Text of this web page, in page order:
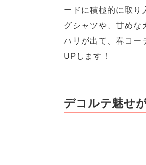
ードに積極的に取
グシャツや、甘めな
ハリが出て、春コ
UPします！
デコルテ魅せ